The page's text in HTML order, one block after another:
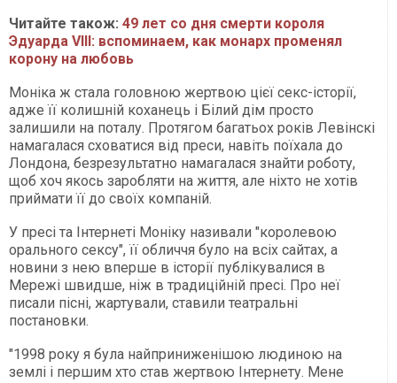
Читайте також: 49 лет со дня смерти короля
Эдуарда VIII: вспоминаем, как монарх променял
корону на любовь
Моніка ж стала головною жертвою цієї секс-історії,
адже її колишній коханець і Білий дім просто
залишили на поталу. Протягом багатьох років Левінскі
намагалася сховатися від преси, навіть поїхала до
Лондона, безрезультатно намагалася знайти роботу,
щоб хоч якось заробляти на життя, але ніхто не хотів
приймати її до своїх компаній.
У пресі та Інтернеті Моніку називали "королевою
орального сексу", її обличчя було на всіх сайтах, а
новини з нею вперше в історії публікувалися в
Мережі швидше, ніж в традиційній пресі. Про неї
писали пісні, жартували, ставили театральні
постановки.
"1998 року я була найприниженішою людиною на
землі і першим хто став жертвою Інтернету. Мене